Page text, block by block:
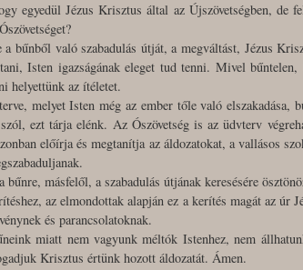
egyedül Jézus Krisztus által az Újszövetségben, de
bűnből való szabadulás útját, a megváltást, Jézus
Isten igazságának eleget tud tenni. Mivel
helyettünk az ítéletet.
melyet Isten még az ember tőle való elszakadása,
ezt tárja elénk. Az Ószövetség is az üdvterv
előírja és megtanítja az áldozatokat, a vallásos
másfelől, a szabadulás útjának keresésére
az elmondottak alapján ez a kerítés magát az úr
és parancsolatoknak.
miatt nem vagyunk méltók Istenhez, nem
Krisztus értünk hozott áldozatát. Ámen.